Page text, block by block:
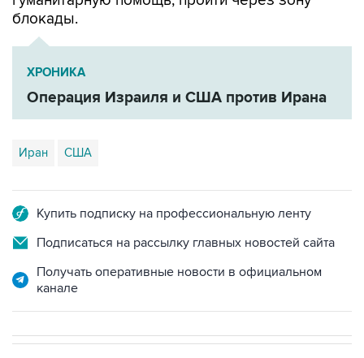
ХРОНИКА
Операция Израиля и США против Ирана
Иран США
Подписаться на рассылку главных новостей сайта
Получать оперативные новости в официальном